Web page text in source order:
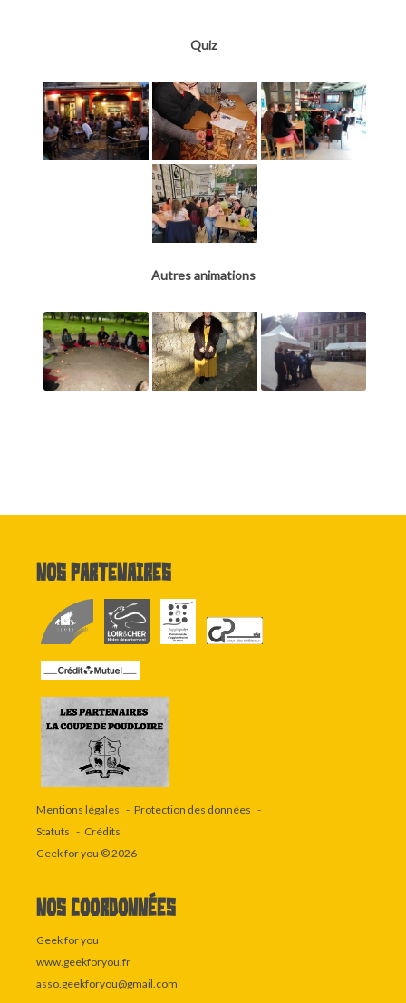
Quiz
Autres animations
Nos partenaires
Mentions légales
Protection des données
Statuts
Crédits
Geek for you © 2026
Nos coordonnées
Geek for you
www.geekforyou.fr
asso.geekforyou@gmail.com